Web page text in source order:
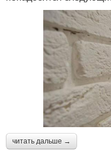
читать дальше →